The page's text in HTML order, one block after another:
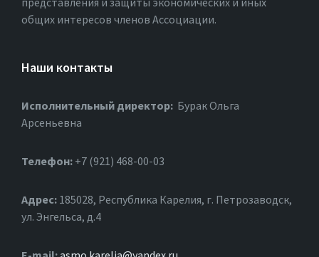
общих интересов членов Ассоциации.
Наши контакты
Исполнительный директор: Бурак Ольга
Арсеньевна
Телефон: +7 (921) 468-00-03
Адрес: 185028, Республика Карелия, г. Петрозаводск,
ул. Энгельса, д.4